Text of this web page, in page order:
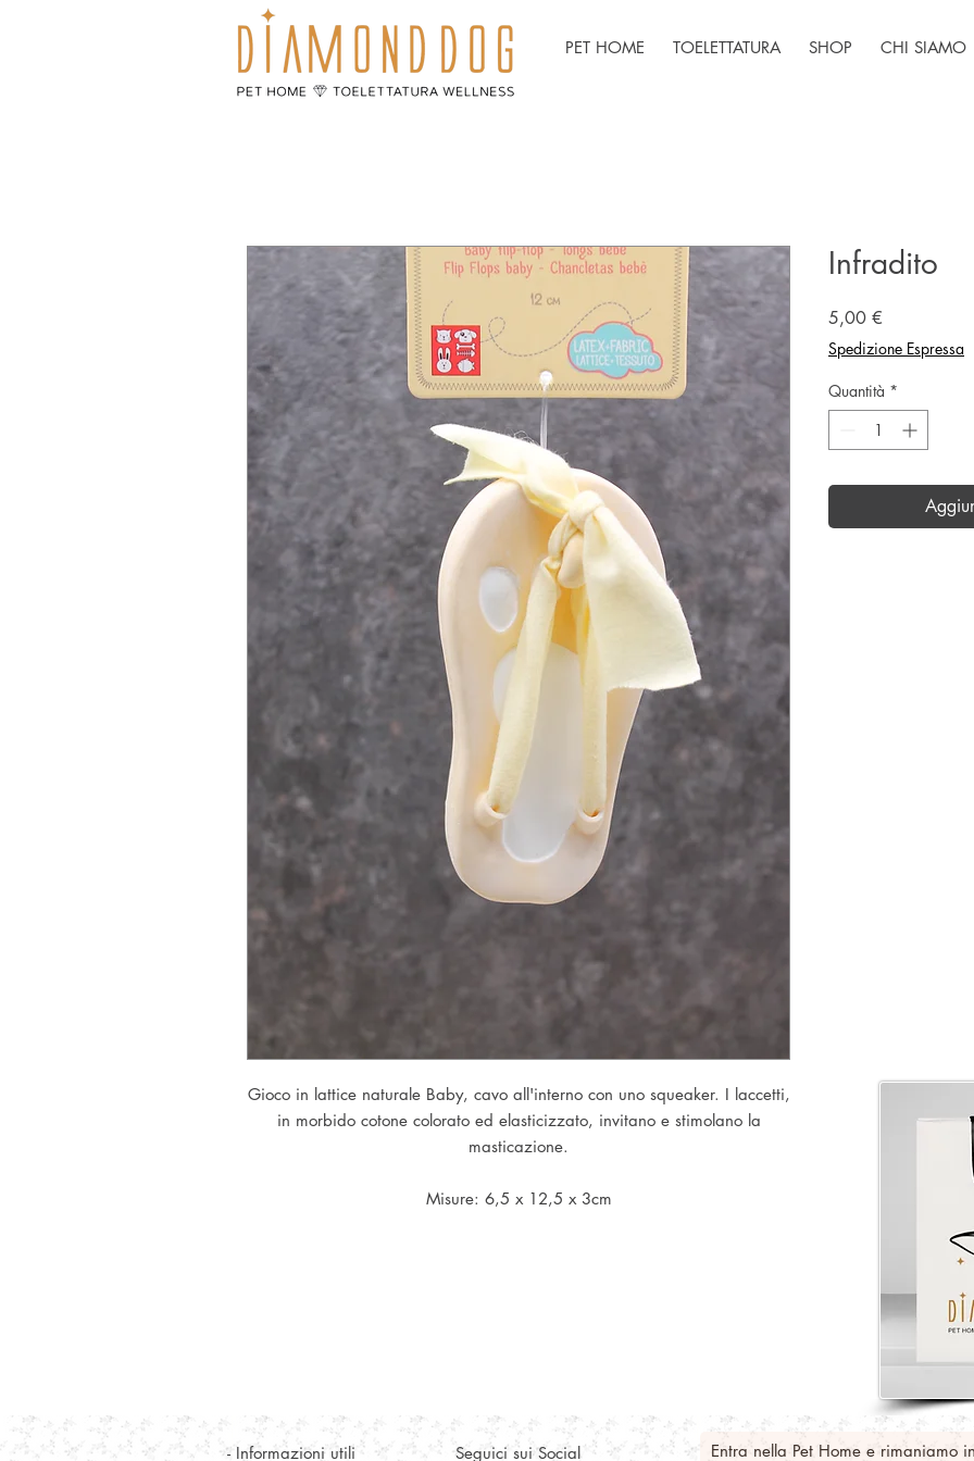
PET HOME TOELETTATURA SHOP CHI SIAMO
Gioco in lattice naturale Baby, cavo all'interno con uno squeaker. I laccetti,
in morbido cotone colorato ed elasticizzato, invitano e stimolano la
masticazione.
Misure: 6,5 x 12,5 x 3cm
Infradito
5,00 €
Spedizione Espressa
Quantità *
- Informazioni utili Seguici sui Social Entra nella Pet Home e rimaniamo